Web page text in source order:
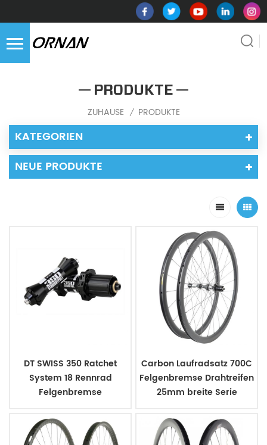
PRODUKTE
ZUHAUSE / PRODUKTE
KATEGORIEN
NEUE PRODUKTE
DT SWISS 350 Ratchet
System 18 Rennrad
Felgenbremse
Carbon Laufradsatz 700C
Felgenbremse Drahtreifen
25mm breite Serie